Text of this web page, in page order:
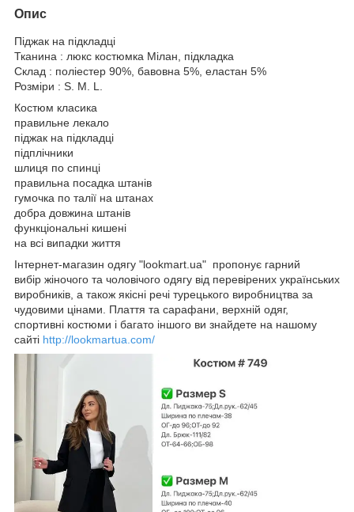
Опис
Піджак на підкладці
Тканина : люкс костюмка Мілан, підкладка
Склад : поліестер 90%, бавовна 5%, еластан 5%
Розміри : S. M. L.
Костюм класика
правильне лекало
піджак на підкладці
підплічники
шлиця по спинці
правильна посадка штанів
гумочка по талії на штанах
добра довжина штанів
функціональні кишені
на всі випадки життя
Інтернет-магазин одягу "lookmart.ua" пропонує гарний
вибір жіночого та чоловічого одягу від перевірених українських
виробників, а також якісні речі турецького виробництва за
чудовими цінами. Плаття та сарафани, верхній одяг,
спортивні костюми і багато іншого ви знайдете на нашому
сайті http://lookmartua.com/